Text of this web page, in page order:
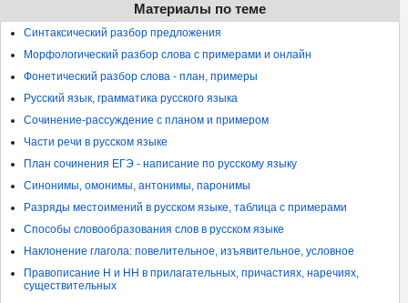
Материалы по теме
Синтаксический разбор предложения
Морфологический разбор слова с примерами и онлайн
Фонетический разбор слова - план, примеры
Русский язык, грамматика русского языка
Сочинение-рассуждение с планом и примером
Части речи в русском языке
План сочинения ЕГЭ - написание по русскому языку
Синонимы, омонимы, антонимы, паронимы
Разряды местоимений в русском языке, таблица с примерами
Способы словообразования слов в русском языке
Наклонение глагола: повелительное, изъявительное, условное
Правописание Н и НН в прилагательных, причастиях, наречиях,
существительных